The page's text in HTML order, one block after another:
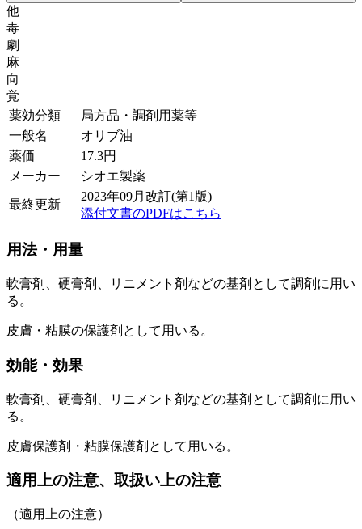
他
毒
劇
麻
向
覚
薬効分類
局方品・調剤用薬等
一般名
オリブ油
薬価
17.3円
メーカー
シオエ製薬
最終更新
2023年09月改訂(第1版)
添付文書のPDFはこちら
用法・用量
軟膏剤、硬膏剤、リニメント剤などの基剤として調剤に用い
る。
皮膚・粘膜の保護剤として用いる。
効能・効果
軟膏剤、硬膏剤、リニメント剤などの基剤として調剤に用い
る。
皮膚保護剤・粘膜保護剤として用いる。
適用上の注意、取扱い上の注意
（適用上の注意）